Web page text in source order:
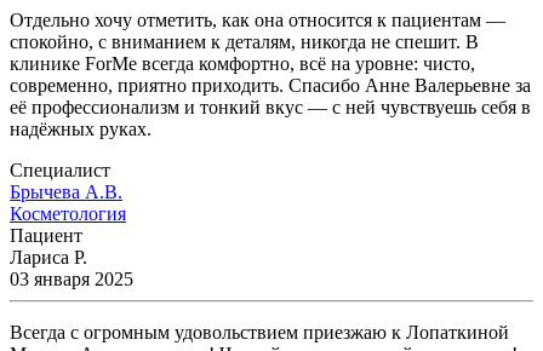
Отдельно хочу отметить, как она относится к пациентам —
спокойно, с вниманием к деталям, никогда не спешит. В
клинике ForMe всегда комфортно, всё на уровне: чисто,
современно, приятно приходить. Спасибо Анне Валерьевне за
её профессионализм и тонкий вкус — с ней чувствуешь себя в
надёжных руках.
Специалист
Брычева А.В.
Косметология
Пациент
Лариса Р.
03 января 2025
Всегда с огромным удовольствием приезжаю к Лопаткиной